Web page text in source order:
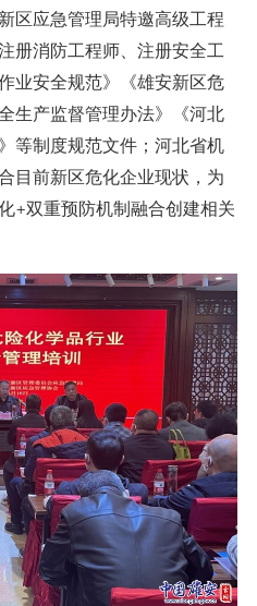
区应急管理局特邀高级工程
册消防工程师、注册安全工
业安全规范》《雄安新区危
生产监督管理办法》《河北
等制度规范文件；河北省机
目前新区危化企业现状，为
+双重预防机制融合创建相关